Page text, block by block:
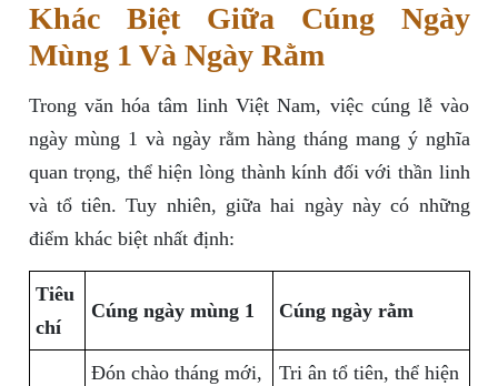
Khác Biệt Giữa Cúng Ngày
Mùng 1 Và Ngày Rằm
Trong văn hóa tâm linh Việt Nam, việc cúng lễ vào
ngày mùng 1 và ngày rằm hàng tháng mang ý nghĩa
quan trọng, thể hiện lòng thành kính đối với thần linh
và tổ tiên. Tuy nhiên, giữa hai ngày này có những
điểm khác biệt nhất định:
Tiêu
chí
Cúng ngày mùng 1 Cúng ngày rằm
Đón chào tháng mới,
Tri ân tổ tiên, thể hiện